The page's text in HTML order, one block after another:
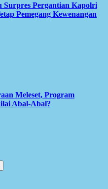
Surpres Pergantian Kapolri
Pemegang Kewenangan
Meleset, Program
Abal-Abal?